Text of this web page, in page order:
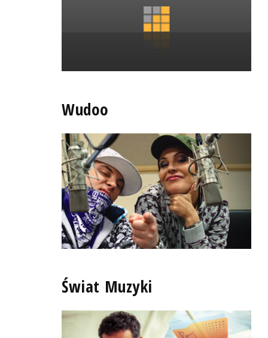
Wudoo
Świat Muzyki